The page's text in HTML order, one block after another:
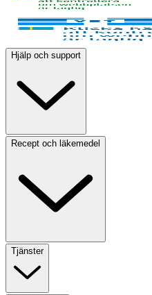
Hjälp och support
Recept och läkemedel
Tjänster